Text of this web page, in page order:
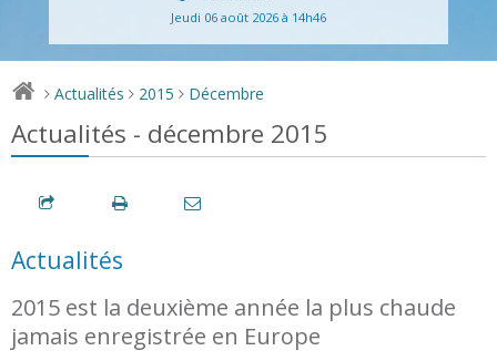
Jeudi 06 août 2026 à 14h46
> Actualités > 2015 > Décembre
Actualités - décembre 2015
Actualités
2015 est la deuxième année la plus chaude
jamais enregistrée en Europe